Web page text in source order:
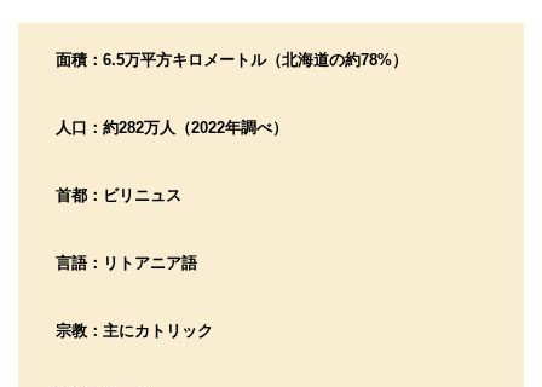
面積：6.5万平方キロメートル（北海道の約78%）
人口：約282万人（2022年調べ）
首都：ビリニュス
言語：リトアニア語
宗教：主にカトリック